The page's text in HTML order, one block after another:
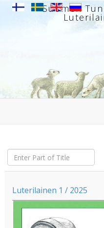
Suomen
Enter
Part
of
Luterilainen 1 / 2025